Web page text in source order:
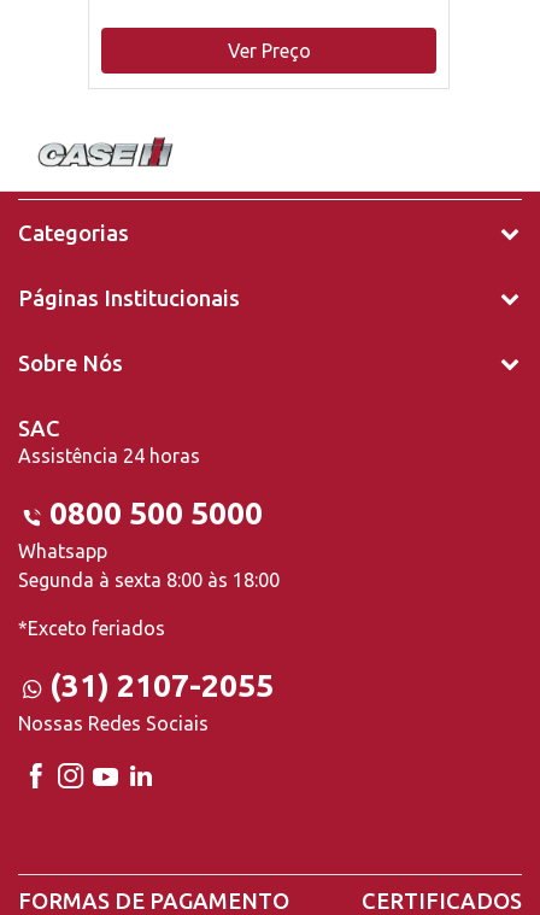
Ver Preço
Categorias
Páginas Institucionais
Sobre Nós
SAC
Assistência 24 horas
0800 500 5000
Whatsapp
Segunda à sexta 8:00 às 18:00
*Exceto feriados
(31) 2107-2055
Nossas Redes Sociais
FORMAS DE PAGAMENTO CERTIFICADOS